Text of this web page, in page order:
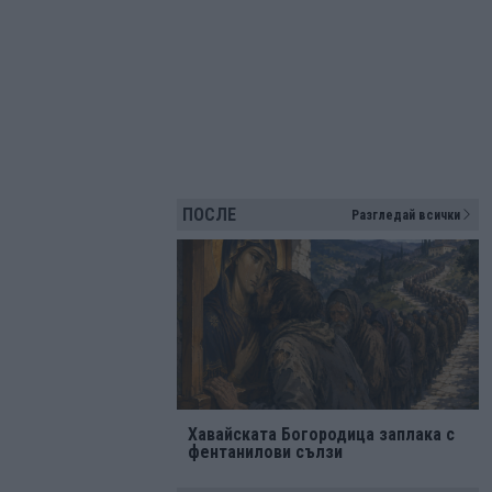
ПОСЛЕ Разгледай всички
Хавайската Богородица заплака с
фентанилови сълзи